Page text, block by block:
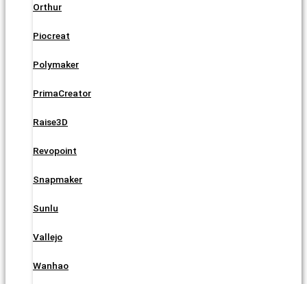
Orthur
Piocreat
Polymaker
PrimaCreator
Raise3D
Revopoint
Snapmaker
Sunlu
Vallejo
Wanhao